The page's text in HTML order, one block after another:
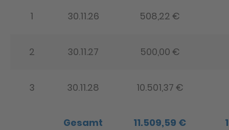
1 30.11.26 508,22 €
2 30.11.27 500,00 €
3 30.11.28 10.501,37 €
Gesamt 11.509,59 €